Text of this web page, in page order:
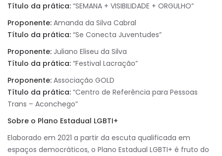
Título da prática: “SEMANA + VISIBILIDADE + ORGULHO”
Proponente: Amanda da Silva Cabral
Título da prática: “Se Conecta Juventudes”
Proponente: Juliano Eliseu da Silva
Título da prática: “Festival Lacração”
Proponente: Associação GOLD
Título da prática: “Centro de Referência para Pessoas
Trans – Aconchego”
Sobre o Plano Estadual LGBTI+
Elaborado em 2021 a partir da escuta qualificada em
espaços democráticos, o Plano Estadual LGBTI+ é fruto do